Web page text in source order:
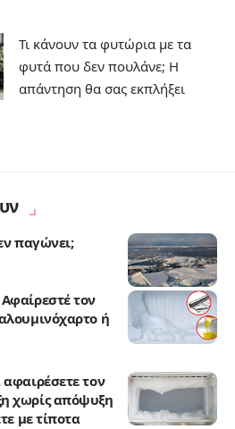
Τι κάνουν τα φυτώρια με τα
φυτά που δεν πουλάνε; Η
απάντηση θα σας εκπλήξει
παγώνει;
τον
ή
τον
χωρίς απόψυξη
με τίποτα